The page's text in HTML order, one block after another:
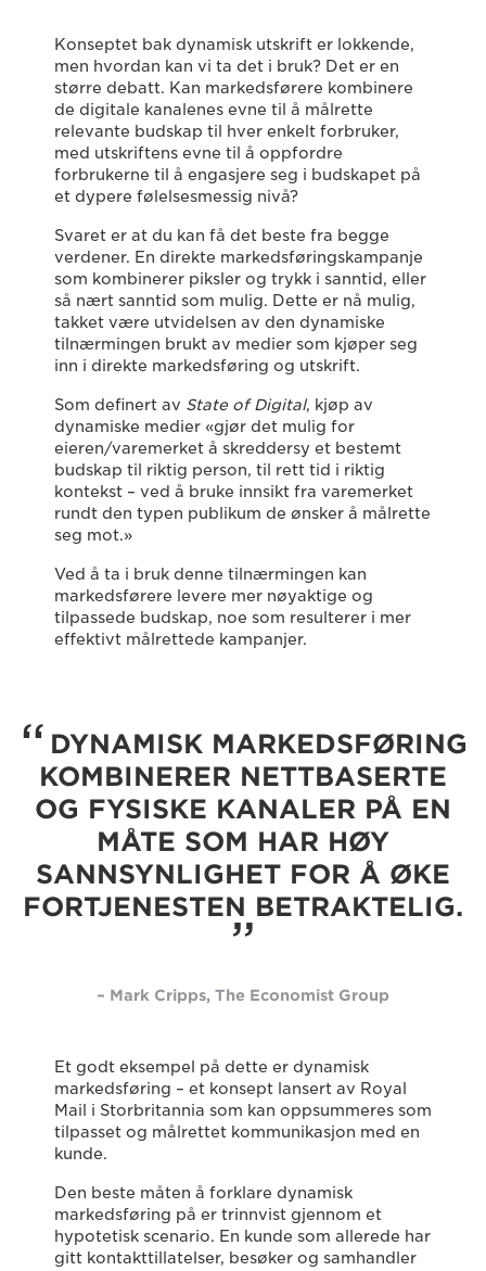
Konseptet bak dynamisk utskrift er lokkende,
men hvordan kan vi ta det i bruk? Det er en
større debatt. Kan markedsførere kombinere
de digitale kanalenes evne til å målrette
relevante budskap til hver enkelt forbruker,
med utskriftens evne til å oppfordre
forbrukerne til å engasjere seg i budskapet på
et dypere følelsesmessig nivå?
Svaret er at du kan få det beste fra begge
verdener. En direkte markedsføringskampanje
som kombinerer piksler og trykk i sanntid, eller
så nært sanntid som mulig. Dette er nå mulig,
takket være utvidelsen av den dynamiske
tilnærmingen brukt av medier som kjøper seg
inn i direkte markedsføring og utskrift.
Som definert av State of Digital, kjøp av
dynamiske medier «gjør det mulig for
eieren/varemerket å skreddersy et bestemt
budskap til riktig person, til rett tid i riktig
kontekst – ved å bruke innsikt fra varemerket
rundt den typen publikum de ønsker å målrette
seg mot.»
Ved å ta i bruk denne tilnærmingen kan
markedsførere levere mer nøyaktige og
tilpassede budskap, noe som resulterer i mer
effektivt målrettede kampanjer.
DYNAMISK MARKEDSFØRING
KOMBINERER NETTBASERTE
OG FYSISKE KANALER PÅ EN
MÅTE SOM HAR HØY
SANNSYNLIGHET FOR Å ØKE
FORTJENESTEN BETRAKTELIG.
– Mark Cripps, The Economist Group
Et godt eksempel på dette er dynamisk
markedsføring – et konsept lansert av Royal
Mail i Storbritannia som kan oppsummeres som
tilpasset og målrettet kommunikasjon med en
kunde.
Den beste måten å forklare dynamisk
markedsføring på er trinnvist gjennom et
hypotetisk scenario. En kunde som allerede har
gitt kontakttillatelser, besøker og samhandler